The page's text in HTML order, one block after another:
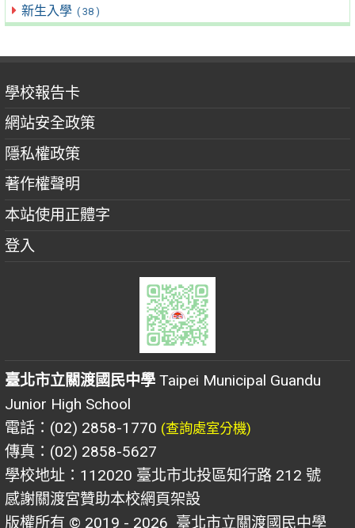
新生入學 ( 38 )
學校報告卡
網站安全政策
隱私權政策
著作權聲明
本站使用正體字
登入
臺北市立關渡國民中學 Taipei Municipal Guandu
Junior High School
電話：(02) 2858-1770 (查詢處室分機)
傳真：(02) 2858-5627
學校地址：112020 臺北市北投區知行路 212 號
感謝關渡宮贊助本校網頁架設
版權所有 © 2019 - 2026 臺北市立關渡國民中學